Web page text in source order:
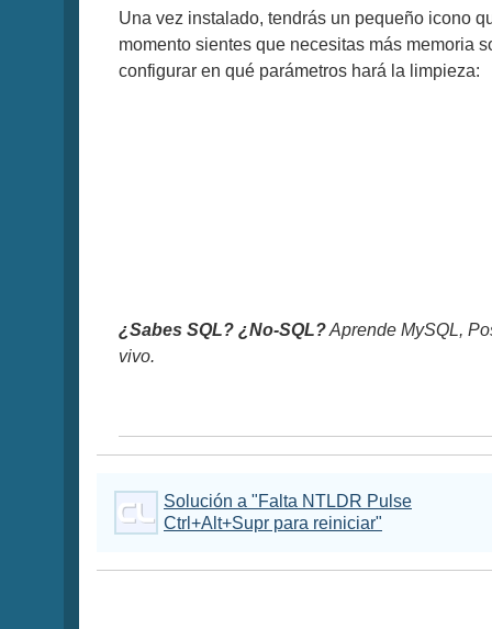
Una vez instalado, tendrás un pequeño icono
momento sientes que necesitas más memoria
configurar en qué parámetros hará la limpieza:
¿Sabes SQL? ¿No-SQL?Aprende MySQL,
vivo.
Solución a "Falta NTLDR Pulse
Ctrl+Alt+Supr para reiniciar"